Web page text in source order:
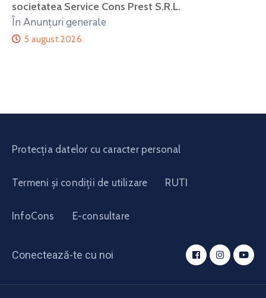
societatea Service Cons Prest S.R.L.
În Anunțuri generale
5 august 2026
Protecția datelor cu caracter personal
Termeni și condiții de utilizare RUTI
InfoCons E-consultare
Conectează-te cu noi